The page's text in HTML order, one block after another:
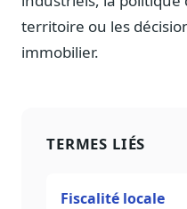
territoire ou les
immobilier.
TERMES LIÉS
Fiscalité locale